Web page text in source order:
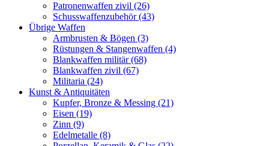
Patronenwaffen zivil (26)
Schusswaffenzubehör(43)
Übrige Waffen
Armbrusten & Bögen (3)
Rüstungen & Stangenwaffen (4)
Blankwaffen militär(68)
Blankwaffen zivil (67)
Militaria (24)
Kunst & Antiquitäten
Kupfer, Bronze & Messing (21)
Eisen (19)
Zinn (9)
Edelmetalle (8)